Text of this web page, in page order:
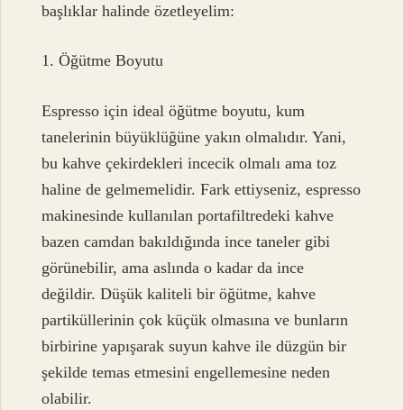
başlıklar halinde özetleyelim:
1. Öğütme Boyutu
Espresso için ideal öğütme boyutu, kum
tanelerinin büyüklüğüne yakın olmalıdır. Yani,
bu kahve çekirdekleri incecik olmalı ama toz
haline de gelmemelidir. Fark ettiyseniz, espresso
makinesinde kullanılan portafiltredeki kahve
bazen camdan bakıldığında ince taneler gibi
görünebilir, ama aslında o kadar da ince
değildir. Düşük kaliteli bir öğütme, kahve
partiküllerinin çok küçük olmasına ve bunların
birbirine yapışarak suyun kahve ile düzgün bir
şekilde temas etmesini engellemesine neden
olabilir.